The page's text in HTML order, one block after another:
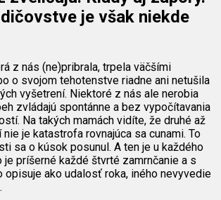
je však niekde
z nás (ne)pribrala, trpela väčšími
o svojom tehotenstve riadne ani netušila
vyšetrení. Niektoré z nás ale nerobia
zvládajú spontánne a bez vypočítavania
Na takých mamách vidíte, že druhé až
je katastrofa rovnajúca sa cunami. To
sa o kúsok posunul. A ten je u každého
je príšerné každé štvrté zamrnčanie a s
opisuje ako udalosť roka, iného nevyvedie